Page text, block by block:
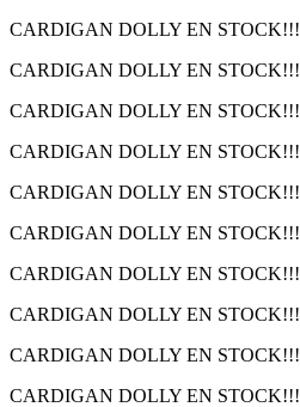
CARDIGAN DOLLY EN STOCK!!!
CARDIGAN DOLLY EN STOCK!!!
CARDIGAN DOLLY EN STOCK!!!
CARDIGAN DOLLY EN STOCK!!!
CARDIGAN DOLLY EN STOCK!!!
CARDIGAN DOLLY EN STOCK!!!
CARDIGAN DOLLY EN STOCK!!!
CARDIGAN DOLLY EN STOCK!!!
CARDIGAN DOLLY EN STOCK!!!
CARDIGAN DOLLY EN STOCK!!!